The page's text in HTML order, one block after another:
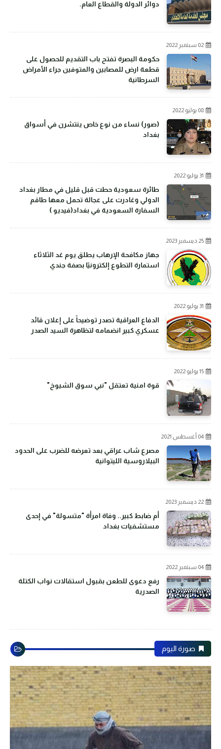
دوائر الدولة والقطاع العام.
02 سبتمبر 2022
حكومة البصرة تفتح باب التقديم للحصول على
قطعة ارض للمصابين والمتوفين جراء الأمراض
السرطانية
08 يوليو 2022
(صور) نساء من نوع خاص ينتشرن في أسواق
بغداد
31 يوليو 2022
طائرة سعودية حطت قبل قليل في مطار بغداد
الدولي وغادرت على عجالة تحمل معها طاقم
السفارة السعودية في بغداد(فيديو )
25 ديسمبر 2023
جهاز مكافحة الإرهاب يطلق يوم غد الثلاثاء
استمارة التطوع إلكترونيًا بصفة جندي
31 يوليو 2022
الدفاع العراقية تصدر توضيحاً على إعلان قائد
عسكري كبير انضمامه لتظاهرة السيد الصدر
15 يوليو 2022
قوة امنية تعتقل "نبي سوق الشيوخ"
04 أغسطس 2021
مصرع شاب عراقي بعد تعرضه للضرب على الحدود
البيلاروسية الليتوانية
22 ديسمبر 2023
أم ضابط كبير.. وفاة امرأة "متسولة" في إحدى
مستشفيات بغداد
04 سبتمبر 2022
رفع دعوى للطعن بقبول استقالات نواب الكتلة
الصدرية
صورة اليوم